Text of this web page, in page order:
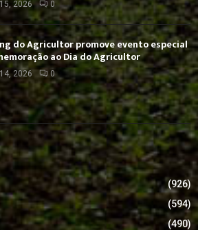
2026 0
do Agricultor promove evento especial
ao Dia do Agricultor
2026 0
(926)
(594)
(490)